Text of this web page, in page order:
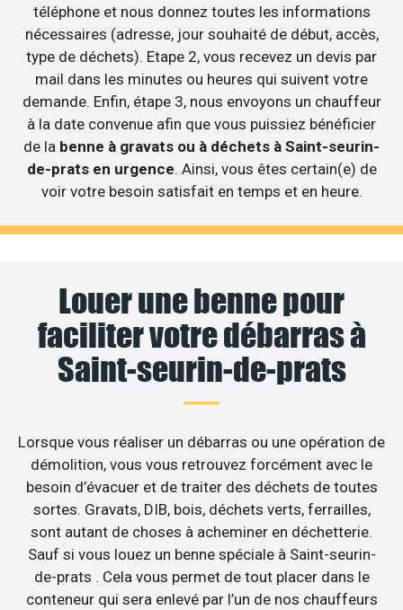
téléphone et nous donnez toutes les informations
nécessaires (adresse, jour souhaité de début, accès,
type de déchets). Etape 2, vous recevez un devis par
mail dans les minutes ou heures qui suivent votre
demande. Enfin, étape 3, nous envoyons un chauffeur
à la date convenue afin que vous puissiez bénéficier
de la benne à gravats ou à déchets à Saint-seurin-
de-prats en urgence. Ainsi, vous êtes certain(e) de
voir votre besoin satisfait en temps et en heure.
Louer une benne pour
faciliter votre débarras à
Saint-seurin-de-prats
Lorsque vous réaliser un débarras ou une opération de
démolition, vous vous retrouvez forcément avec le
besoin d’évacuer et de traiter des déchets de toutes
sortes. Gravats, DIB, bois, déchets verts, ferrailles,
sont autant de choses à acheminer en déchetterie.
Sauf si vous louez un benne spéciale à Saint-seurin-
de-prats . Cela vous permet de tout placer dans le
conteneur qui sera enlevé par l’un de nos chauffeurs